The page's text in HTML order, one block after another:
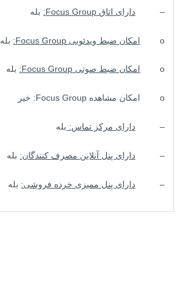
– دارای اتاق Focus Group
: بله
o امکان ضبط ویدئویی Focus Group
: بله
o امکان ضبط صوتی Focus Group
: بله
o امکان مشاهده Focus Group: خیر
– دارای مرکز تماس: بله
– دارای پنل آنلاین مصرف کنندگان: بله
– دارای پنل ممیزی خرده فروشی: بله